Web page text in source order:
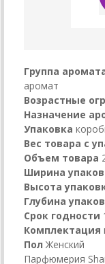
Группа
аромат
Возрастные
Назначение
Упаковка
Вес товара с
Объем товара
Ширина
Высота
Глубина
Срок годности
Комплектация
Пол Женский
Парфюмерия